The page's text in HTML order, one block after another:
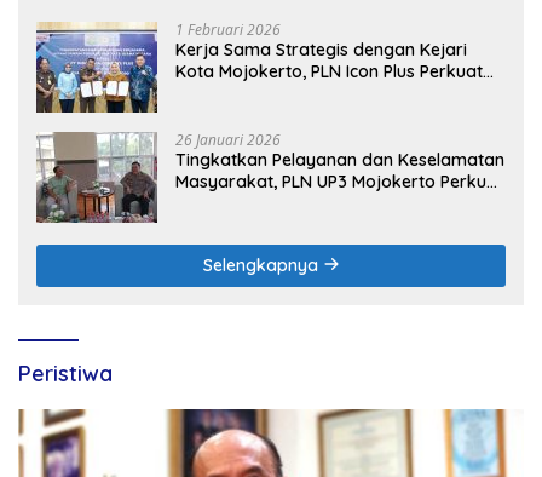
1 Februari 2026
Kerja Sama Strategis dengan Kejari
Kota Mojokerto, PLN Icon Plus Perkuat
26 Januari 2026
Tingkatkan Pelayanan dan Keselamatan
Masyarakat, PLN UP3 Mojokerto Perkuat
Selengkapnya
Peristiwa